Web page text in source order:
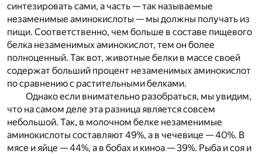
синтезировать сами, а часть — так называемые
незаменимые аминокислоты — мы должны получать из
пищи. Соответственно, чем больше в составе пищевого
белка незаменимых аминокислот, тем он более
полноценный. Так вот, животные белки в массе своей
содержат больший процент незаменимых аминокислот
по сравнению с растительными белками.
Однако если внимательно разобраться, мы увидим,
что на самом деле эта разница является совсем
небольшой. Так, в молочном белке незаменимые
аминокислоты составляют 49%, а в чечевице — 40%. В
мясе и яйце — 44%, а в бобах и киноа — 39%. Рыба и соя и